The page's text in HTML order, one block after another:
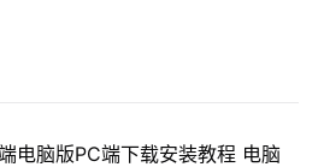
电脑版PC端下载安装教程 电脑